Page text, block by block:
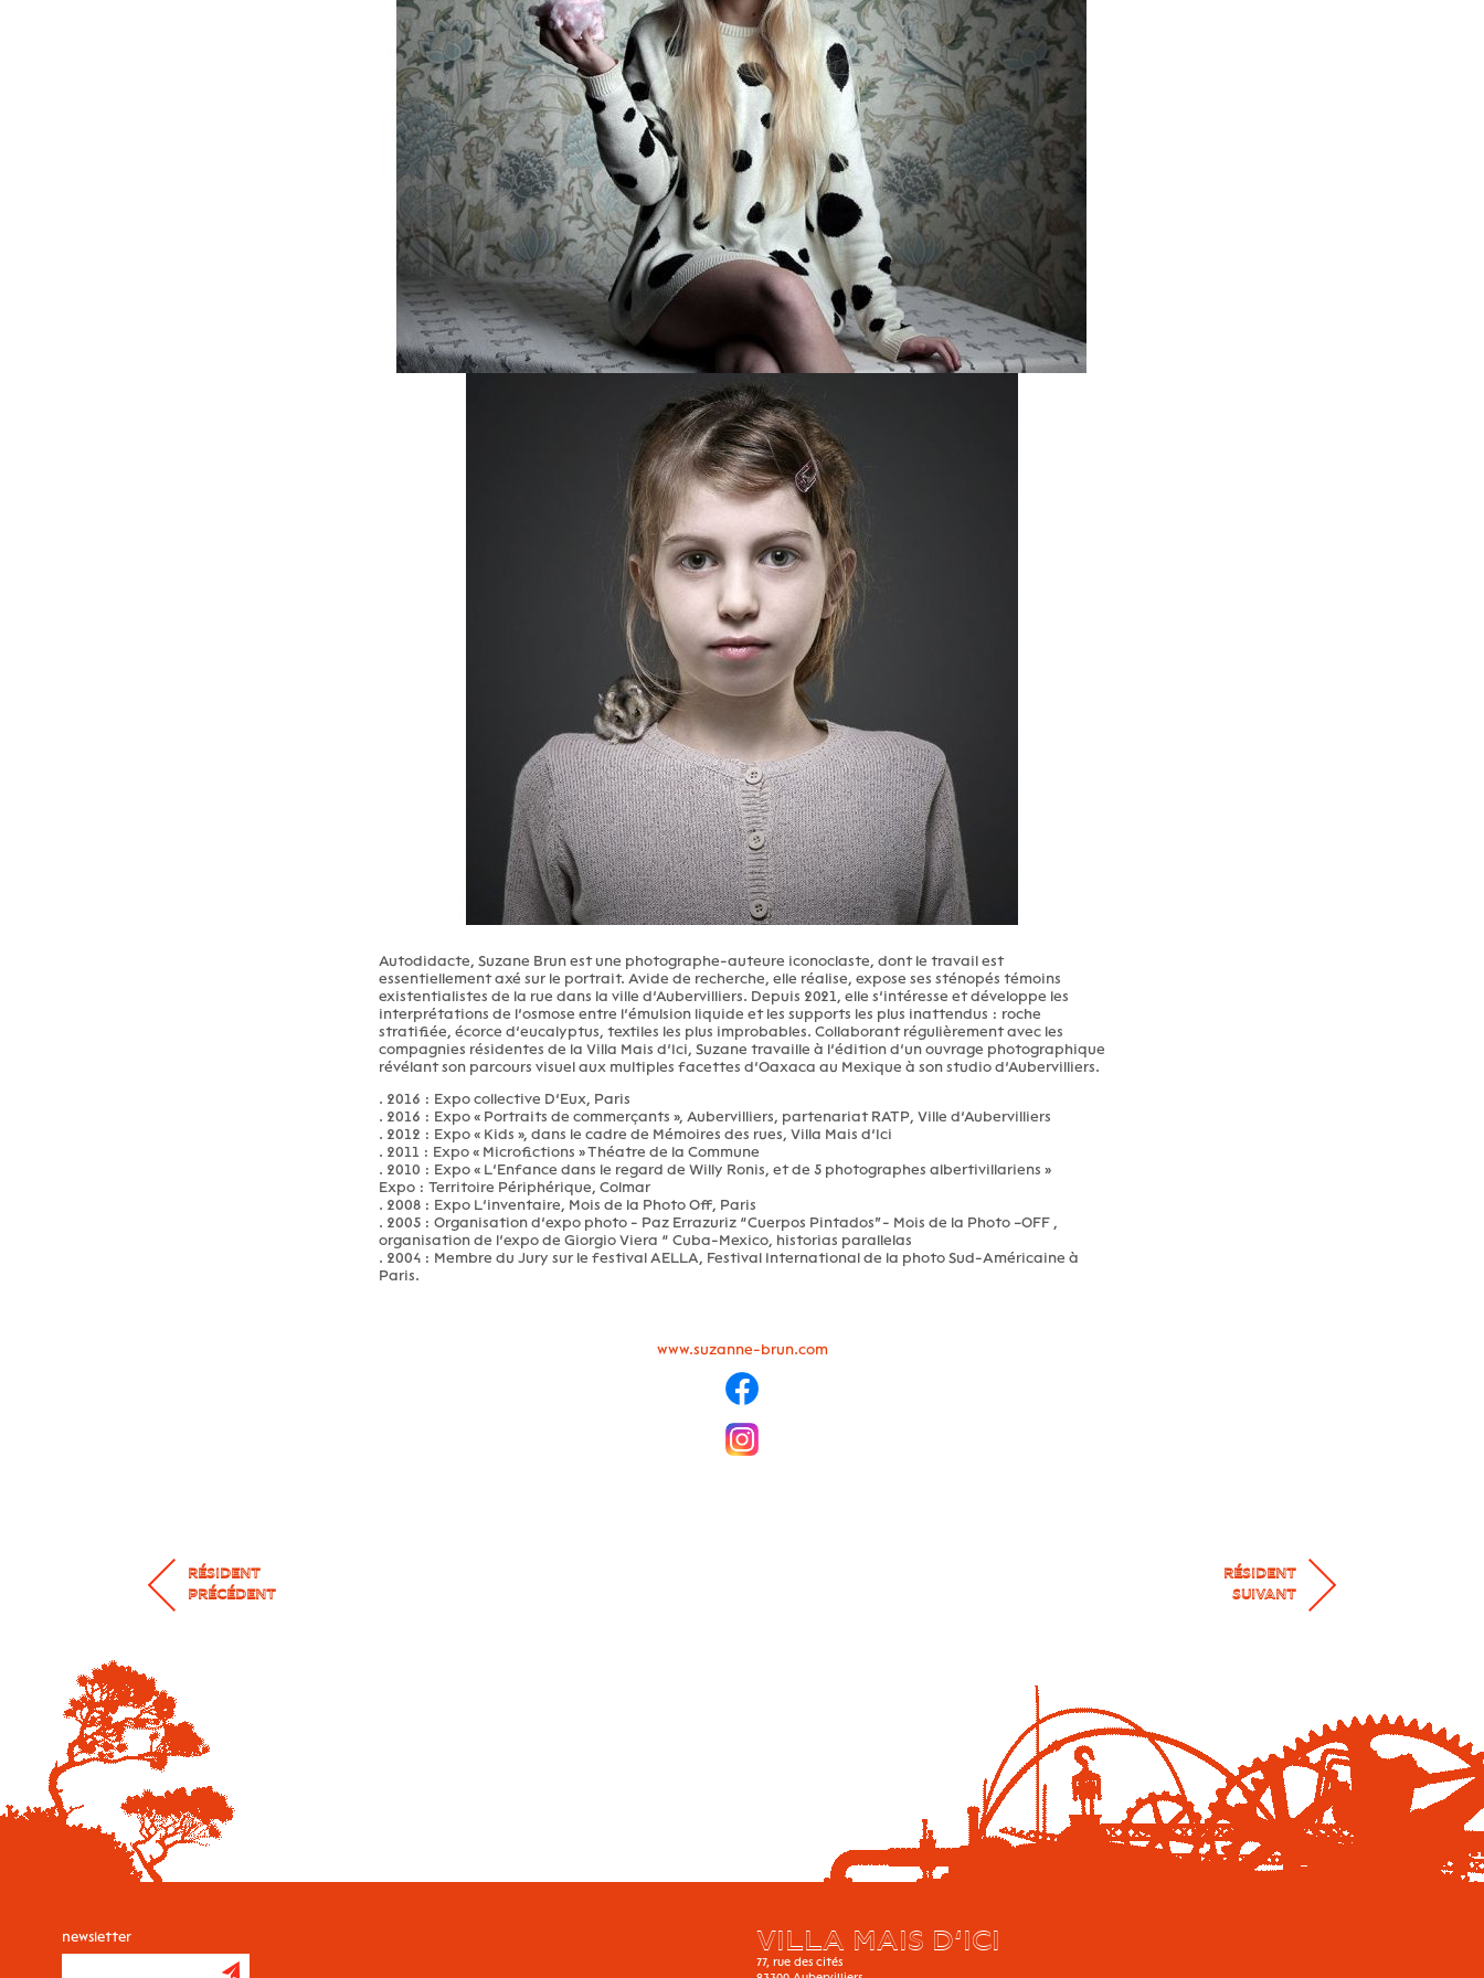
Autodidacte, Suzane Brun est une photographe-auteure iconoclaste, dont le travail est
essentiellement axé sur le portrait. Avide de recherche, elle réalise, expose ses sténopés témoins
existentialistes de la rue dans la ville d’Aubervilliers. Depuis 2021, elle s’intéresse et développe les
interprétations de l’osmose entre l’émulsion liquide et les supports les plus inattendus : roche
stratifiée, écorce d’eucalyptus, textiles les plus improbables. Collaborant régulièrement avec les
compagnies résidentes de la Villa Mais d’Ici, Suzane travaille à l’édition d’un ouvrage photographique
révélant son parcours visuel aux multiples facettes d’Oaxaca au Mexique à son studio d’Aubervilliers.
. 2016 : Expo collective D’Eux, Paris
. 2016 : Expo « Portraits de commerçants », Aubervilliers, partenariat RATP, Ville d’Aubervilliers
. 2012 : Expo « Kids », dans le cadre de Mémoires des rues, Villa Mais d’Ici
. 2011 : Expo « Microfictions » Théatre de la Commune
. 2010 : Expo « L’Enfance dans le regard de Willy Ronis, et de 5 photographes albertivillariens »
Expo : Territoire Périphérique, Colmar
. 2008 : Expo L’inventaire, Mois de la Photo Off, Paris
. 2005 : Organisation d’expo photo - Paz Errazuriz “Cuerpos Pintados”- Mois de la Photo –OFF ,
organisation de l’expo de Giorgio Viera “ Cuba-Mexico, historias parallelas
. 2004 : Membre du Jury sur le festival AELLA, Festival International de la photo Sud-Américaine à
Paris.
www.suzanne-brun.com
RÉSIDENT
PRÉCÉDENT
RÉSIDENT
SUIVANT
newsletter VILLA MAIS D’ICI
77, rue des cités